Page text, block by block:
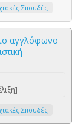
Σπουδές
αγγλόφωνο
Σπουδές